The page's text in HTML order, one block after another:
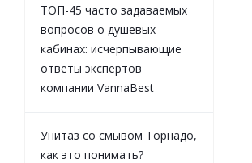
ТОП-45 часто задаваемых
вопросов о душевых
кабинах: исчерпывающие
ответы экспертов
компании VannaBest
Унитаз со смывом Торнадо,
как это понимать?